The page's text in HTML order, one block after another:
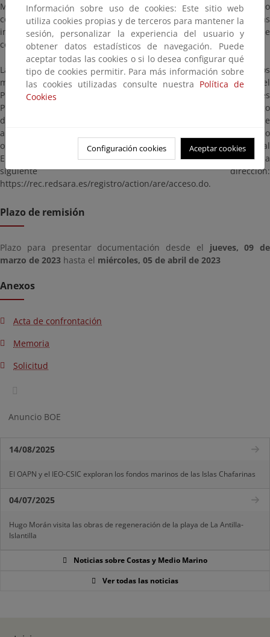
Múltiples. 30071. Murcia), en días hábiles y en horario
comprendido entre las 9:00 y las 14:00 horas. Para evitar esperas
innecesarias puede solicitar cita previa través de la dirección de
correo electrónico bzn-dcmurcia@miteco.es.
Las alegaciones y observaciones se presentarán según los
mecanismos establecidos en la Ley 39/2015, de 1 de octubre, del
Procedimiento Administrativo Común de las Administraciones
Públicas, dirigidas a la Demarcación de Costas en Murcia (código
de identificación: EA0043352), citando las referencias que
aparecen en este anuncio. En particular, si dispone de certificado
o DNI electrónicos en vigor, puede hacer uso del Registro General
Electrónico de la Administración General del Estado en la
siguiente dirección:
https://rec.redsara.es/registro/action/are/acceso.do.
Plazo de remisión
Plazo para presentar documentación desde el jueves, 09 de
marzo de 2023 hasta el miércoles, 05 de abril de 2023
Anexos
Acta de confrontación
Memoria
Solicitud
Anuncio BOE
14/08/2025
El OAPN y el IEO-CSIC exploran los fondos marinos de las Islas Chafarinas
04/07/2025
Hugo Morán visita las obras de regeneración de la playa de La Antilla-
Islantilla
Noticias sobre Costas y Medio Marino
Ver todas las noticias
Información sobre uso de cookies: Este sitio web
utiliza cookies propias y de terceros para mantener la
sesión, personalizar la experiencia del usuario y
obtener datos estadísticos de navegación. Puede
aceptar todas las cookies o si lo desea configurar qué
tipo de cookies permitir. Para más información sobre
las cookies utilizadas consulte nuestra Política de
Cookies
Configuración cookies Aceptar cookies